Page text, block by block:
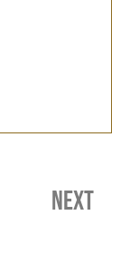
NEXT